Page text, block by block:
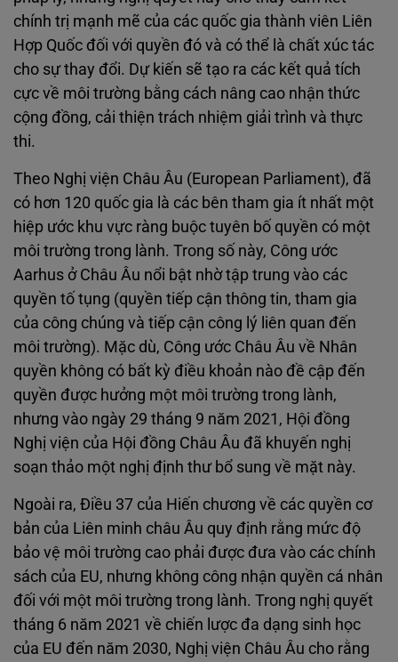
chính trị mạnh mẽ của các quốc gia thành viên Liên
Hợp Quốc đối với quyền đó và có thể là chất xúc tác
cho sự thay đổi. Dự kiến sẽ tạo ra các kết quả tích
cực về môi trường bằng cách nâng cao nhận thức
cộng đồng, cải thiện trách nhiệm giải trình và thực
thi.
Theo Nghị viện Châu Âu (European Parliament), đã
có hơn 120 quốc gia là các bên tham gia ít nhất một
hiệp ước khu vực ràng buộc tuyên bố quyền có một
môi trường trong lành. Trong số này, Công ước
Aarhus ở Châu Âu nổi bật nhờ tập trung vào các
quyền tố tụng (quyền tiếp cận thông tin, tham gia
của công chúng và tiếp cận công lý liên quan đến
môi trường). Mặc dù, Công ước Châu Âu về Nhân
quyền không có bất kỳ điều khoản nào đề cập đến
quyền được hưởng một môi trường trong lành,
nhưng vào ngày 29 tháng 9 năm 2021, Hội đồng
Nghị viện của Hội đồng Châu Âu đã khuyến nghị
soạn thảo một nghị định thư bổ sung về mặt này.
Ngoài ra, Điều 37 của Hiến chương về các quyền cơ
bản của Liên minh châu Âu quy định rằng mức độ
bảo vệ môi trường cao phải được đưa vào các chính
sách của EU, nhưng không công nhận quyền cá nhân
đối với một môi trường trong lành. Trong nghị quyết
tháng 6 năm 2021 về chiến lược đa dạng sinh học
của EU đến năm 2030, Nghị viện Châu Âu cho rằng